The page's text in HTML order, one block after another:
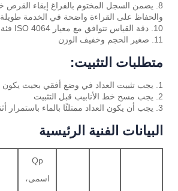
8. يضمن السجل المختوم بالفراغ إبقاء القرص
والحفاظ على القراءة واضحة في الخدمة طويلة
10. دقة القياس تتوافق مع معيار ISO 4064 فئة B
11. صغير الحجم وخفيف الوزن
متطلبات التثبيت:
1. يجب تثبيت العداد في وضع أفقي بحيث يكون السجل متجهًا لأعلى
2. يجب مسح خط الأنابيب قبل التثبيت
3. يجب أن يكون العداد ممتلئًا بالماء باستمرار أثناء التشغيل
البيانات الفنية الرئيسية
Qp
اسمى،